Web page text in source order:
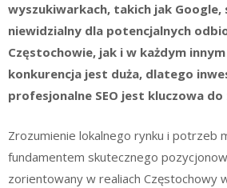
wyszukiwarkach, takich jak Google,
niewidzialny dla potencjalnych
Częstochowie, jak i w każdym
konkurencja jest duża, dlatego
profesjonalne SEO jest kluczowa
Zrozumienie lokalnego rynku i potrzeb
fundamentem skutecznego
zorientowany w realiach Częstochowy